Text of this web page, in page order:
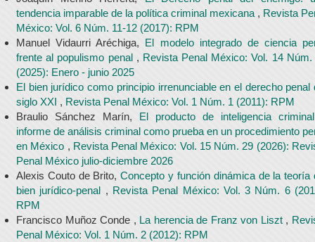
tendencia imparable de la política criminal mexicana , Revista
México: Vol. 6 Núm. 11-12 (2017): RPM
Manuel Vidaurri Aréchiga, El modelo integrado de ciencia
frente al populismo penal , Revista Penal México: Vol. 14 Núm.
(2025): Enero - junio 2025
El bien jurídico como principio irrenunciable en el derecho penal
siglo XXI , Revista Penal México: Vol. 1 Núm. 1 (2011): RPM
Braulio Sánchez Marín, El producto de inteligencia
informe de análisis criminal como prueba en un procedimiento
en México , Revista Penal México: Vol. 15 Núm. 29 (2026):
Penal México julio-diciembre 2026
Alexis Couto de Brito,Concepto y función dinámica de la teoría
bien jurídico-penal , Revista Penal México: Vol. 3 Núm. 6
RPM
Francisco Muñoz Conde , La herencia de Franz von Liszt ,
Penal México: Vol. 1 Núm. 2 (2012): RPM